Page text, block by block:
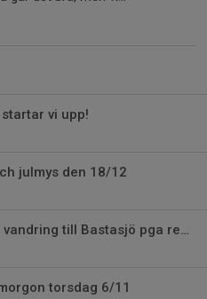
vi upp!
julmys den 18/12
Vi flyttar Torsdagens vandring till Bastasjö pga regn/snöprognosen
torsdag 6/11